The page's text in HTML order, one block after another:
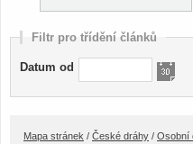
Filtr pro třídění článků
Datum od
Mapa stránek / České dráhy / Osobní